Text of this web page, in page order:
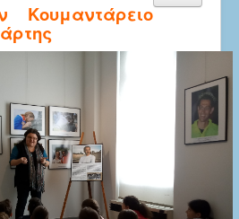
Κουμαντάρειο